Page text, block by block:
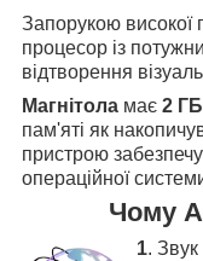
Запорукою високої
процесор із
відтворення
Магнітола має 2 ГБ
пам'яті як
пристрою
операційної
Чому
1. Звук